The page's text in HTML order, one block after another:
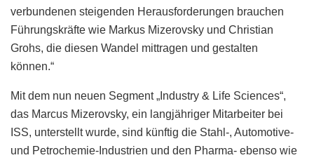
verbundenen steigenden Herausforderungen brauchen
Führungskräfte wie Markus Mizerovsky und Christian
Grohs, die diesen Wandel mittragen und gestalten
können.“
Mit dem nun neuen Segment „Industry & Life Sciences“,
das Marcus Mizerovsky, ein langjähriger Mitarbeiter bei
ISS, unterstellt wurde, sind künftig die Stahl-, Automotive-
und Petrochemie-Industrien und den Pharma- ebenso wie